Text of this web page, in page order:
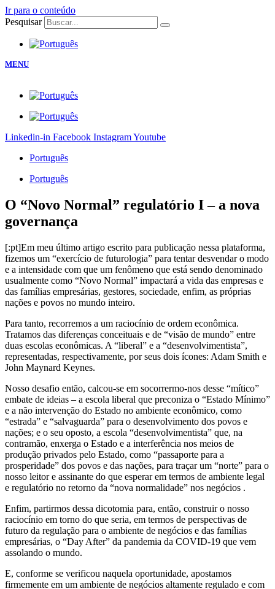
Ir para o conteúdo
Pesquisar
MENU
Linkedin-in Facebook InstagramYoutube
Português
Português
O “Novo Normal” regulatório I – a nova
governança
[:pt]Em meu último artigo escrito para publicação nessa plataforma,
fizemos um “exercício de futurologia” para tentar desvendar o modo
e a intensidade com que um fenômeno que está sendo denominado
usualmente como “Novo Normal” impactará a vida das empresas e
das famílias empresárias, gestores, sociedade, enfim, as próprias
nações e povos no mundo inteiro.
Para tanto, recorremos a um raciocínio de ordem econômica.
Tratamos das diferenças conceituais e de “visão de mundo” entre
duas escolas econômicas. A “liberal” e a “desenvolvimentista”,
representadas, respectivamente, por seus dois ícones: Adam Smith e
John Maynard Keynes.
Nosso desafio então, calcou-se em socorrermo-nos desse “mítico”
embate de ideias – a escola liberal que preconiza o “Estado Mínimo”
e a não intervenção do Estado no ambiente econômico, como
“estrada” e “salvaguarda” para o desenvolvimento dos povos e
nações; e o seu oposto, a escola “desenvolvimentista” que, na
contramão, enxerga o Estado e a interferência nos meios de
produção privados pelo Estado, como “passaporte para a
prosperidade” dos povos e das nações, para traçar um “norte” para o
nosso leitor e assinante do que esperar em termos de ambiente legal
e regulatório no retorno da “nova normalidade” nos negócios .
Enfim, partirmos dessa dicotomia para, então, construir o nosso
raciocínio em torno do que seria, em termos de perspectivas de
futuro da regulação para o ambiente de negócios e das famílias
empresárias, o “Day After” da pandemia da COVID-19 que vem
assolando o mundo.
E, conforme se verificou naquela oportunidade, apostamos
firmemente em um ambiente de negócios altamente regulado e com